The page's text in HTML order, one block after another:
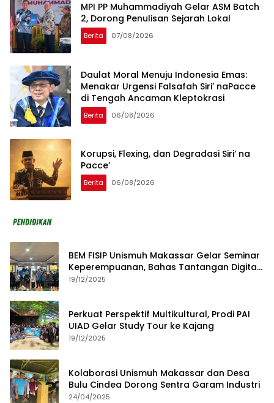
MPI PP Muhammadiyah Gelar ASM Batch
2, Dorong Penulisan Sejarah Lokal
Berita 07/08/2026
Daulat Moral Menuju Indonesia Emas:
Menakar Urgensi Falsafah Siri’ naPacce
di Tengah Ancaman Kleptokrasi
Berita 06/08/2026
Korupsi, Flexing, dan Degradasi Siri’ na
Pacce’
Berita 06/08/2026
BEM FISIP Unismuh Makassar Gelar Seminar
Keperempuanan, Bahas Tantangan Digital
dan Budaya Lokal
19/12/2025
Perkuat Perspektif Multikultural, Prodi PAI
UIAD Gelar Study Tour ke Kajang
19/12/2025
Kolaborasi Unismuh Makassar dan Desa
Bulu Cindea Dorong Sentra Garam Industri
24/04/2025